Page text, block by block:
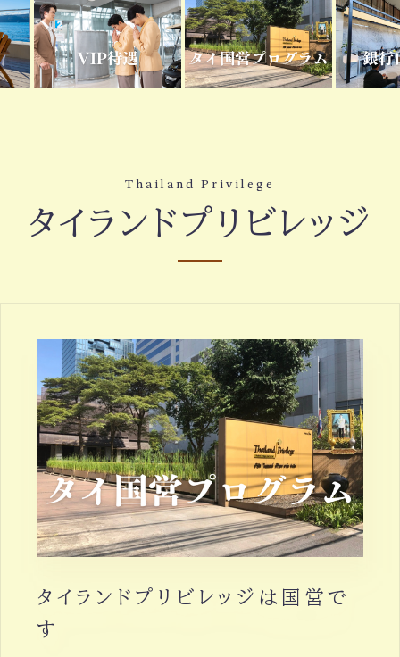
Thailand Privilege
タイランドプリビレッジ
タイランドプリビレッジは国営で
す